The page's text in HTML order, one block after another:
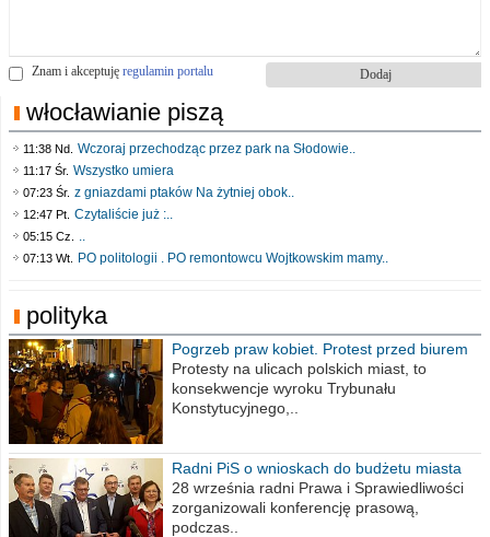
Znam i akceptuję regulamin portalu
włocławianie piszą
11:38 Nd. Wczoraj przechodząc przez park na Słodowie..
11:17 Śr. Wszystko umiera
07:23 Śr. z gniazdami ptaków Na żytniej obok..
12:47 Pt. Czytaliście już :..
05:15 Cz. ..
07:13 Wt. PO politologii . PO remontowcu Wojtkowskim mamy..
polityka
Pogrzeb praw kobiet. Protest przed biurem
poselskim PiS
Protesty na ulicach polskich miast, to
konsekwencje wyroku Trybunału
Konstytucyjnego,..
Radni PiS o wnioskach do budżetu miasta
na 2021 rok
28 września radni Prawa i Sprawiedliwości
zorganizowali konferencję prasową,
podczas..